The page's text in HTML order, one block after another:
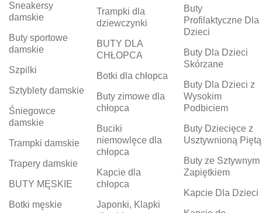
Sneakersy
damskie
Buty sportowe
damskie
Szpilki
Sztyblety damskie
Śniegowce
damskie
Trampki damskie
Trapery damskie
BUTY MĘSKIE
Botki męskie
Trampki dla
dziewczynki
BUTY DLA
CHŁOPCA
Botki dla chłopca
Buty zimowe dla
chłopca
Buciki
niemowlęce dla
chłopca
Kapcie dla
chłopca
Japonki, Klapki
Buty
Profilaktyczne Dla
Dzieci
Buty Dla Dzieci
Skórzane
Buty Dla Dzieci z
Wysokim
Podbiciem
Buty Dziecięce z
Usztywnioną Piętą
Buty ze Sztywnym
Zapiętkiem
Kapcie Dla Dzieci